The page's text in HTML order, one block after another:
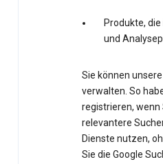
Produkte,
und
Sie können
verwalten. So
registrieren, wenn
relevantere
Dienste nutzen,
Sie die Google